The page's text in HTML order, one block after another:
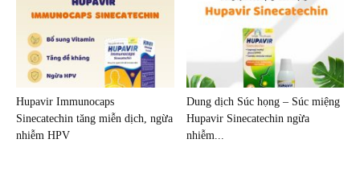
Hupavir Immunocaps
Sinecatechin tăng miễn dịch, ngừa
nhiễm HPV
Dung dịch Súc họng – Súc miệng
Hupavir Sinecatechin ngừa
nhiễm...